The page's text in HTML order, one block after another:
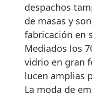
despachos
de masas y
fabricación en
Mediados los
vidrio en gran
lucen amplias
La moda de